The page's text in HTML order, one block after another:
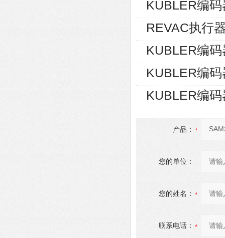
KUBLER编
REVAC执行
KUBLER编
KUBLER编
KUBLER编
产品：
您的单位：
您的姓名：
联系电话：